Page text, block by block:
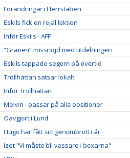
Förändringar i Herrstaben
Eskils fick en rejäl lektion
Inför Eskils - ÄFF
”Granen” missnöjd med utdelningen
Eskils tappade segern på övertid
Trollhättan satsar lokalt
Inför Trollhättan
Melvin - passar på alla positioner
Oavgjort i Lund
Hugo har fått sitt genombrott i år
Izet "Vi måste bli vassare i boxarna"